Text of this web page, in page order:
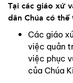
Tại các giáo xứ
dân Chúa có thể
Các giáo
việc quản
việc phục
của Chúa